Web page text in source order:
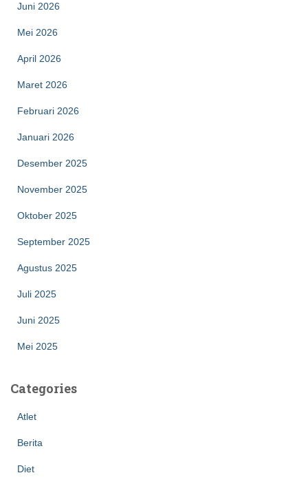
Juni 2026
Mei 2026
April 2026
Maret 2026
Februari 2026
Januari 2026
Desember 2025
November 2025
Oktober 2025
September 2025
Agustus 2025
Juli 2025
Juni 2025
Mei 2025
Categories
Atlet
Berita
Diet